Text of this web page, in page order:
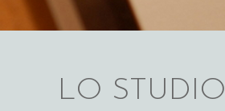
LO STUDIO